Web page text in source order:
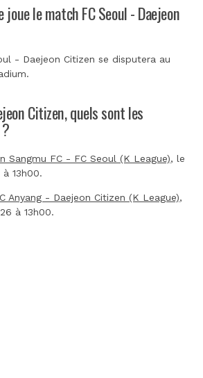
joue le match FC Seoul - Daejeon
- Daejeon Citizen se disputera au
.
Citizen, quels sont les
Sangmu FC - FC Seoul (K League), le
13h00.
Anyang - Daejeon Citizen (K League),
à 13h00.